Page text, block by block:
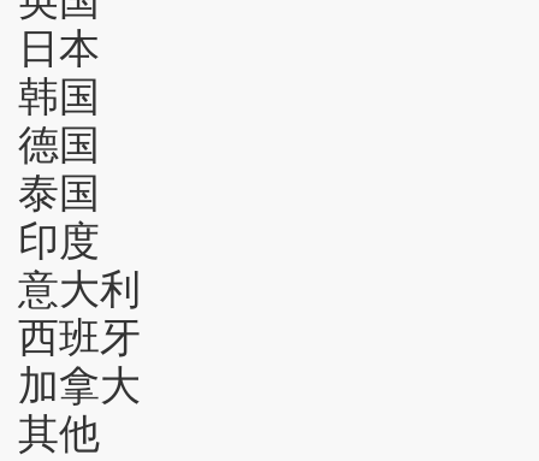
日本
韩国
德国
泰国
印度
意大利
西班牙
加拿大
其他